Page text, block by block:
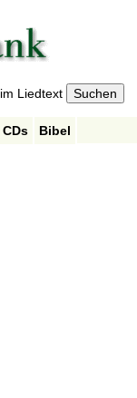
im Liedtext
CDs
Bibel